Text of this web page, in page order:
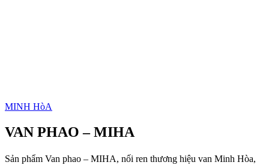
MINH HòA
VAN PHAO – MIHA
Sản phẩm Van phao – MIHA, nối ren thương hiệu van Minh Hòa,